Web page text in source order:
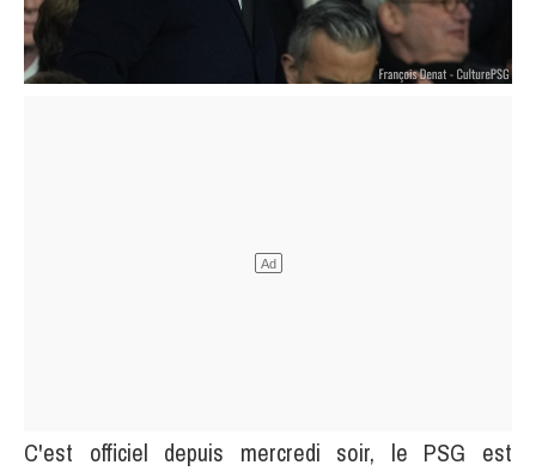
C'est officiel depuis mercredi soir, le PSG est